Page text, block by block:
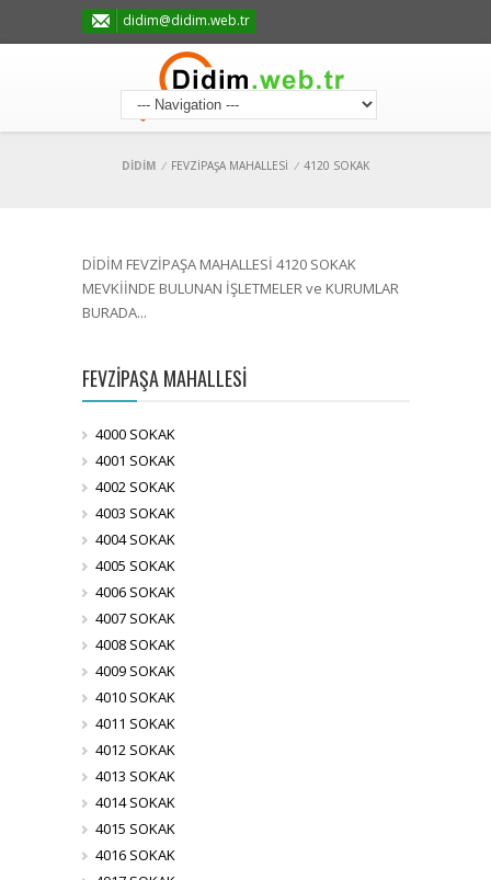
didim@didim.web.tr
DİDİM / FEVZİPAŞA MAHALLESİ / 4120 SOKAK
DİDİM FEVZİPAŞA MAHALLESİ 4120 SOKAK
MEVKİİNDE BULUNAN İŞLETMELER ve KURUMLAR
BURADA...
FEVZİPAŞA MAHALLESİ
4000 SOKAK
4001 SOKAK
4002 SOKAK
4003 SOKAK
4004 SOKAK
4005 SOKAK
4006 SOKAK
4007 SOKAK
4008 SOKAK
4009 SOKAK
4010 SOKAK
4011 SOKAK
4012 SOKAK
4013 SOKAK
4014 SOKAK
4015 SOKAK
4016 SOKAK